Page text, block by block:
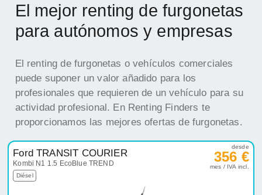
El mejor renting de furgonetas
para autónomos y empresas
El renting de furgonetas o vehículos comerciales
puede suponer un valor añadido para los
profesionales que requieren de un vehículo para su
actividad profesional. En Renting Finders te
proporcionamos las mejores ofertas de furgonetas.
Ford TRANSIT COURIER
Kombi N1 1.5 EcoBlue TREND
Diésel
desde
356 €
mes / IVA incl.